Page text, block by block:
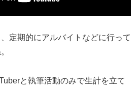
定期的にアルバイトなどに行って
と執筆活動のみで生計を立て